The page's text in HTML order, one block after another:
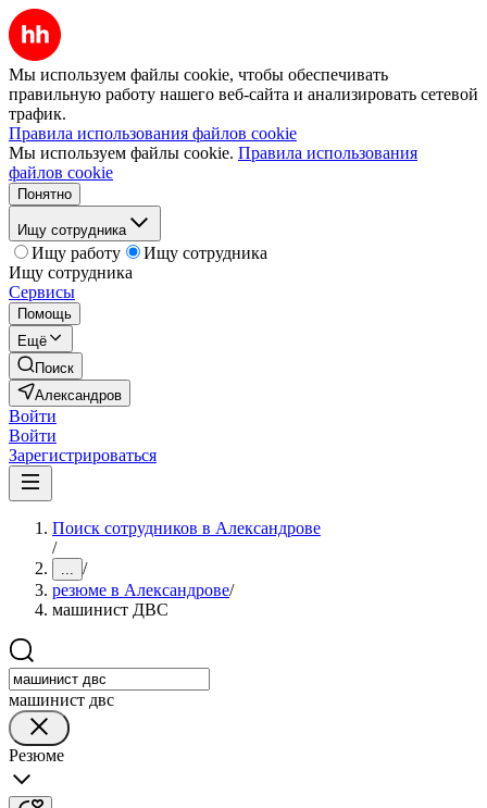
Мы используем файлы cookie, чтобы обеспечивать
правильную работу нашего веб-сайта и анализировать сетевой
трафик.
Правила использования файлов cookie
Мы используем файлы cookie. Правила использования
файлов cookie
Понятно
Ищу сотрудника
Ищу работу
Ищу сотрудника
Ищу сотрудника
Сервисы
Помощь
Ещё
Поиск
Александров
Войти
Войти
Зарегистрироваться
Поиск сотрудников в Александрове
/
... /
резюме в Александрове/
машинист ДВС
машинист двс
Резюме